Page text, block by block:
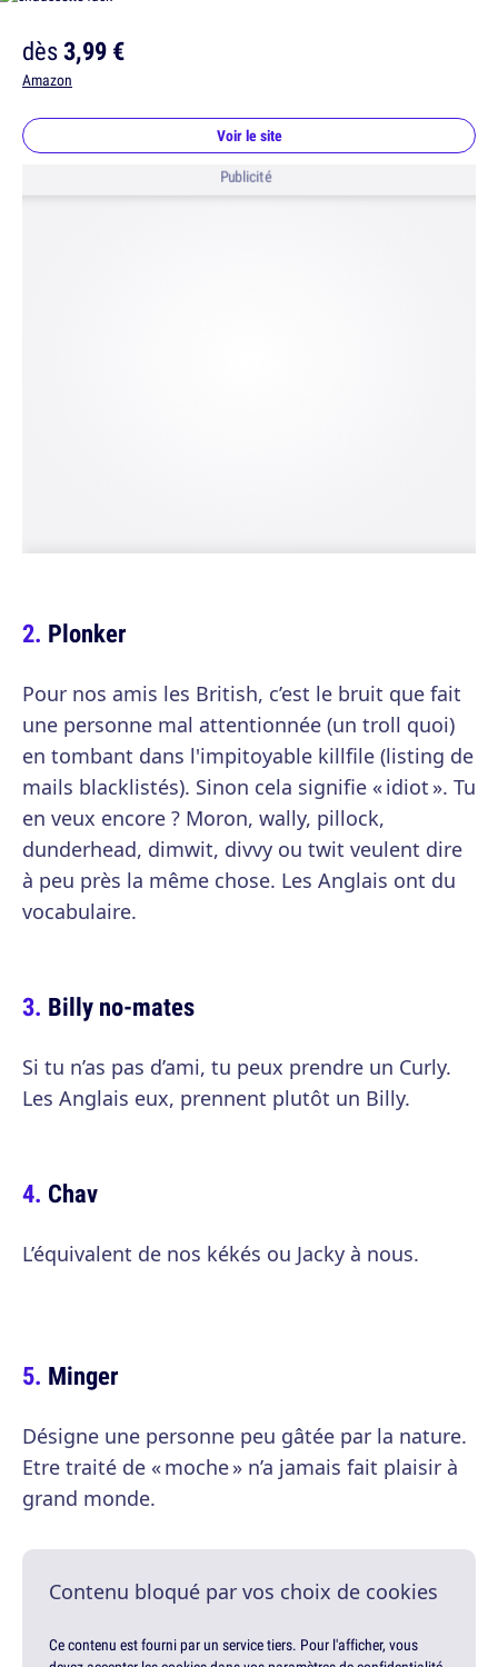
dès3,99 €
Amazon
Voir le site
Publicité
Plonker
Pour nos amis les British, c’est le bruit que fait
une personne mal attentionnée (un troll quoi)
en tombant dans l'impitoyable killfile (listing de
mails blacklistés). Sinon cela signifie « idiot ». Tu
en veux encore ? Moron, wally, pillock,
dunderhead, dimwit, divvy ou twit veulent dire
à peu près la même chose. Les Anglais ont du
vocabulaire.
Billy no-mates
Si tu n’as pas d’ami, tu peux prendre un Curly.
Les Anglais eux, prennent plutôt un Billy.
Chav
L’équivalent de nos kékés ou Jacky à nous.
Minger
Désigne une personne peu gâtée par la nature.
Etre traité de « moche » n’a jamais fait plaisir à
grand monde.
Contenu bloqué par vos choix de cookies
Ce contenu est fourni par un service tiers. Pour l'afficher, vous